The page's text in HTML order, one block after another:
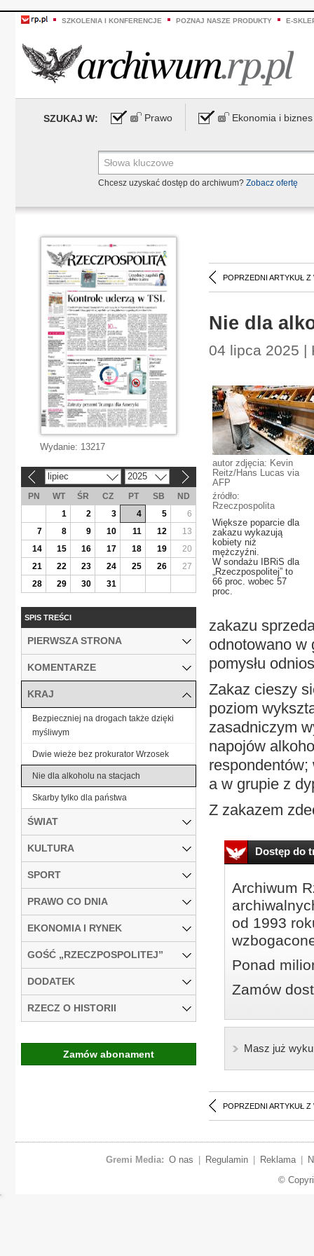
SZKOLENIA I KONFERENCJE POZNAJ NASZE PRODUKTY E-
SZUKAJ W: Prawo Ekonomia i biznes
Chcesz uzyskać dostęp do archiwum? Zobacz ofertę
POPRZEDNI ARTYKUŁ Z
Nie dla
04 lipca 2025 |
autor zdjęcia: Kevin
Reitz/Hans Lucas via
AFP
źródło:
Rzeczpospolita
Większe poparcie dla
zakazu wykazują
kobiety niż
mężczyźni.
W sondażu IBRiS dla
„Rzeczpospolitej” to
66 proc. wobec 57
proc.
zakazu
odnotowano w
pomysłu
Zakaz cieszy
poziom
zasadniczym
napojów
respondentów;
a w grupie z
Z zakazem
Dostęp do
Archiwum
od 1993
Ponad
Zamów
Masz już
POPRZEDNI ARTYKUŁ Z
Wydanie: 13217
lipiec 2025
PN WT ŚR CZ PT SB
ND
1
2 3 4 5
6
7
8 9 10 11 12
13
14
15 16 17 18 19
20
21
22 23 24 25 26
27
28
29 30 31
SPIS TREŚCI
PIERWSZA STRONA
KOMENTARZE
KRAJ
Bezpieczniej na drogach także dzięki
myśliwym
Dwie wieże bez prokurator Wrzosek
Nie dla alkoholu na stacjach
Skarby tylko dla państwa
ŚWIAT
KULTURA
SPORT
PRAWO CO DNIA
EKONOMIA I RYNEK
GOŚĆ „RZECZPOSPOLITEJ”
DODATEK
RZECZ O HISTORII
Zamów abonament
Gremi Media: O nas Regulamin Reklama
©